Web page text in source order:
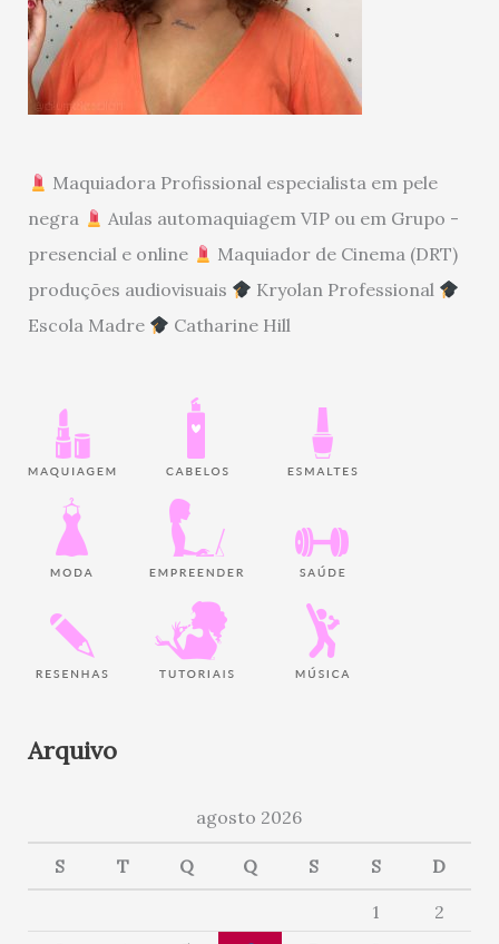
Maquiadora Profissional especialista em pele
negra
Aulas automaquiagem VIP ou em Grupo -
presencial e online
Maquiador de Cinema (DRT)
produções audiovisuais
Kryolan Professional
Escola Madre
Catharine Hill
Arquivo
agosto 2026
S T Q Q S S D
1
2